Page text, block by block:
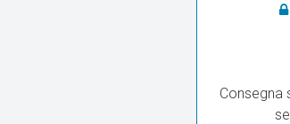
Consegna